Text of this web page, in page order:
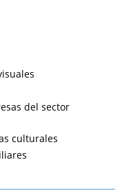
del sector
culturales